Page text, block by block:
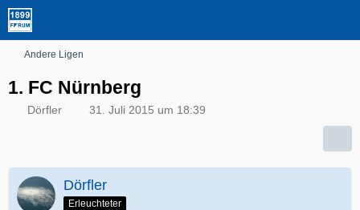
Andere Ligen
1. FC Nürnberg
Dörfler 31. Juli 2015 um 18:39
Dörfler
Erleuchteter